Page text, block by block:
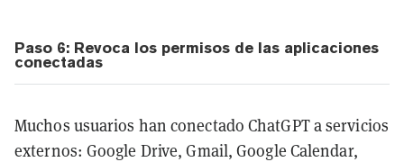
Paso 6: Revoca los permisos de las aplicaciones
conectadas
Muchos usuarios han conectado ChatGPT a servicios
externos: Google Drive, Gmail, Google Calendar,